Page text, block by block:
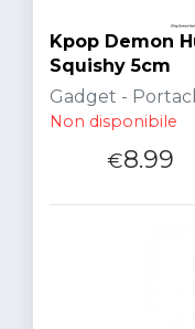
Kpop Demon
Squishy 5cm
Gadget -
Non disponibile
€8.99